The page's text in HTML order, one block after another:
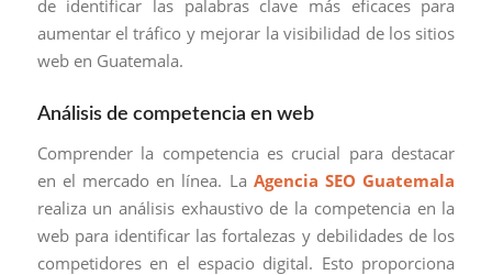
de identificar las palabras clave más eficaces para
aumentar el tráfico y mejorar la visibilidad de los sitios
web en Guatemala.
Análisis de competencia en web
Comprender la competencia es crucial para destacar
en el mercado en línea. La Agencia SEO Guatemala
realiza un análisis exhaustivo de la competencia en la
web para identificar las fortalezas y debilidades de los
competidores en el espacio digital. Esto proporciona